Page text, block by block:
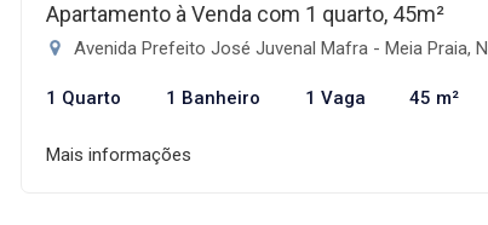
Apartamento à Venda com 1 quarto, 45m²
Avenida Prefeito José Juvenal Mafra - Meia Praia, Navegantes-SC
1 Quarto 1 Banheiro 1 Vaga 45 m²
Mais informações